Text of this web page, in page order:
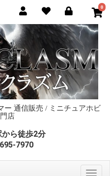
0
ー 通信販売 / ミニチュアホビ
店
ら徒歩2分
7970